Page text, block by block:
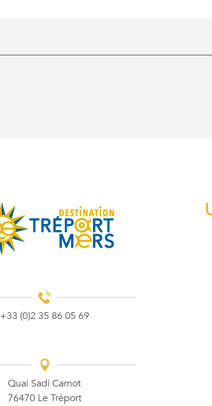
+33 (0)2 35 86 05 69
Quai Sadi Carnot
76470 Le Tréport